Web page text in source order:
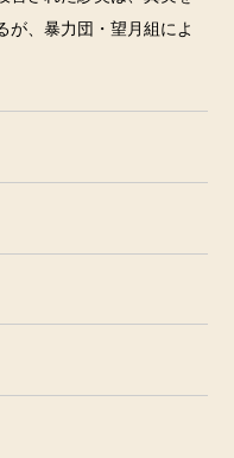
が、暴力団・望月組によ